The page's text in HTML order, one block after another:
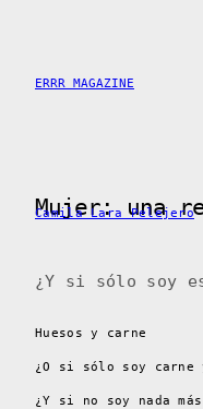
contenido
ERRR MAGAZINE
Mujer: una
Camila Lara Pelejero
¿Y si sólo soy
Huesos y carne
¿O si sólo soy carne
¿Y si no soy nada